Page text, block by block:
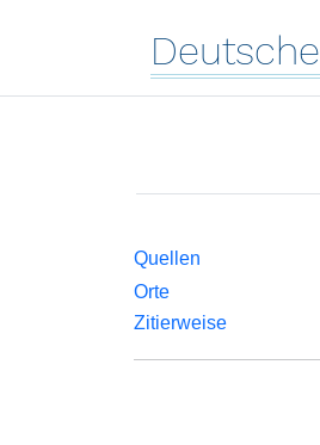
Deutsche
Quellen
Orte
Zitierweise